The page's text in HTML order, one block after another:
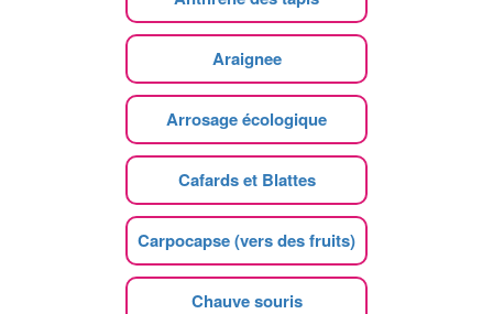
Araignee
Arrosage écologique
Cafards et Blattes
Carpocapse (vers des fruits)
Chauve souris